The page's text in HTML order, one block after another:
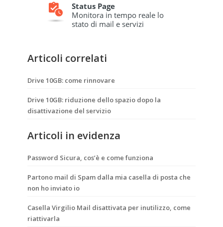
Articoli correlati
Drive 10GB: come rinnovare
Drive 10GB: riduzione dello spazio dopo la
disattivazione del servizio
Articoli in evidenza
Password Sicura, cos’è e come funziona
Partono mail di Spam dalla mia casella di posta che
non ho inviato io
Casella Virgilio Mail disattivata per inutilizzo, come
riattivarla